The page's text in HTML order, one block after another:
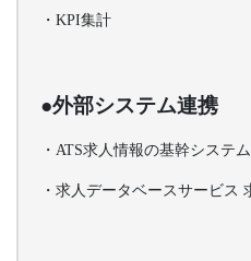
・KPI集計
●外部システム連携
・ATS求人情報の基幹システ
・求人データベースサービス